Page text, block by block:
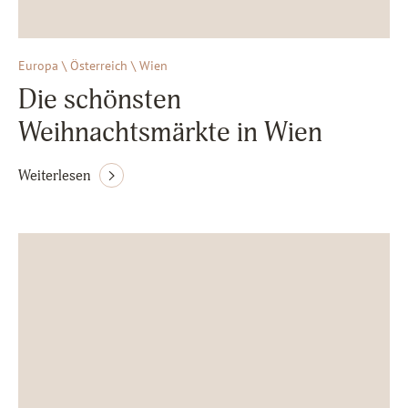
Europa \ Österreich \ Wien
Die schönsten
Weihnachtsmärkte in Wien
Weiterlesen